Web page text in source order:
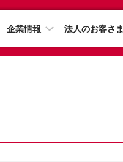
企業情報 法人のお客さま